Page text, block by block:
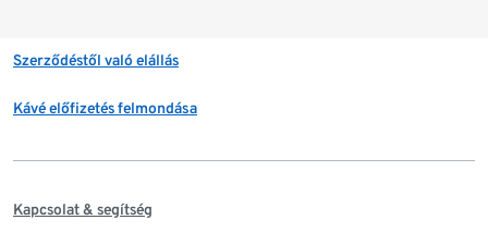
Szerződéstől való elállás
Kávé előfizetés felmondása
Kapcsolat & segítség